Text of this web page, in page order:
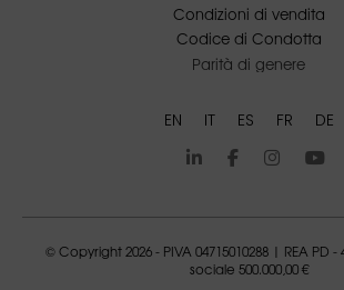
Condizioni di vendita
Codice di Condotta
Parità di genere
EN IT ES FR DE
© Copyright 2026 - PIVA 04715010288 | REA PD
sociale 500.000,00 €